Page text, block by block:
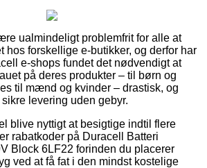
ualmindeligt problemfrit for alle at
hos forskellige e-butikker, og derfor har
e-shops fundet det nødvendigt at
på deres produkter – til børn og
til mænd og kvinder – drastisk, og
levering uden gebyr.
blive nyttigt at besigtige indtil flere
rabatkoder på Duracell Batteri
Block 6LF22 forinden du placerer
ved at få fat i den mindst kostelige